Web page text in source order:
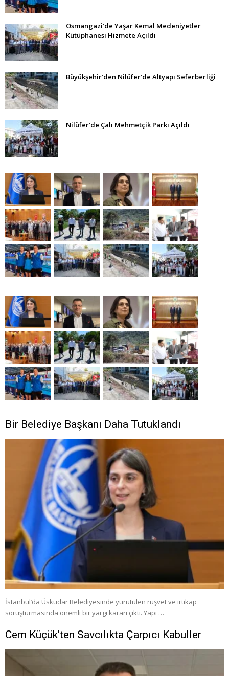
Osmangazi’de Yaşar Kemal Medeniyetler
Kütüphanesi Hizmete Açıldı
Büyükşehir’den Nilüfer’de Altyapı Seferberliği
Nilüfer’de Çalı Mehmetçik Parkı Açıldı
Bir Belediye Başkanı Daha Tutuklandı
İstanbul’da Üsküdar Belediyesinde yürütülen rüşvet ve irtikap
soruşturmasında önemli bir yargı kararı çıktı. Yapı …
Cem Küçük’ten Savcılıkta Çarpıcı Kabuller